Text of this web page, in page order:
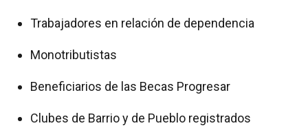
Trabajadores en relación de dependencia
Monotributistas
Beneficiarios de las Becas Progresar
Clubes de Barrio y de Pueblo registrados